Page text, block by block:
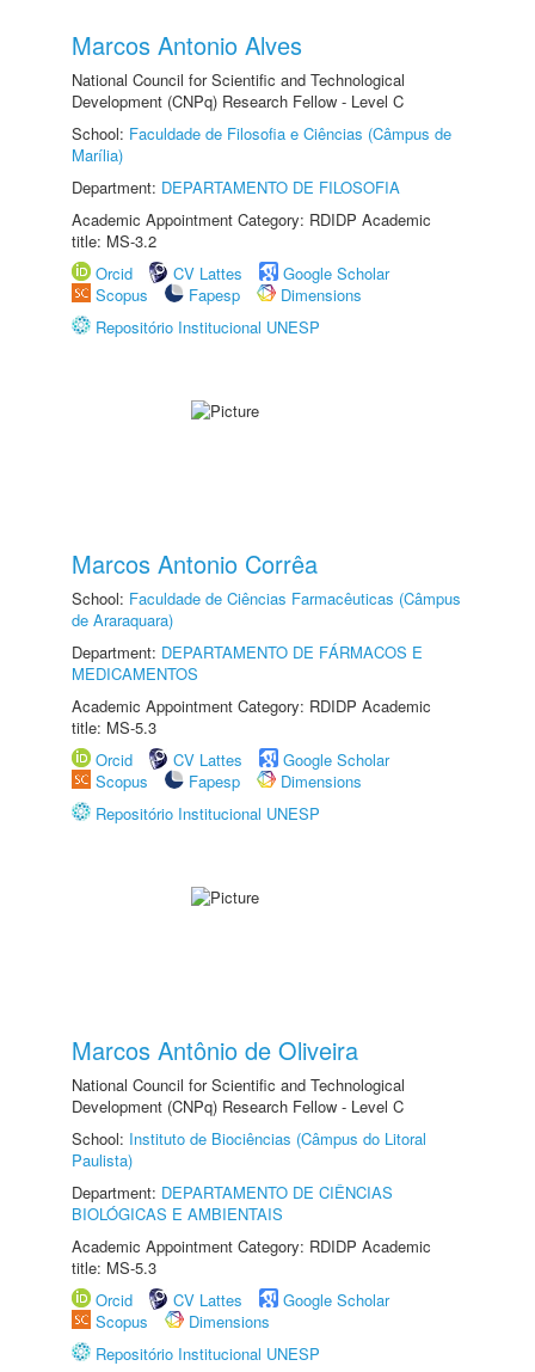
Marcos Antonio Alves
National Council for Scientific and Technological
Development (CNPq) Research Fellow - Level C
School: Faculdade de Filosofia e Ciências (Câmpus de
Marília)
Department: DEPARTAMENTO DE FILOSOFIA
Academic Appointment Category: RDIDP Academic
title: MS-3.2
Orcid
CV Lattes
Google Scholar
Scopus
Fapesp
Dimensions
Repositório Institucional UNESP
Marcos Antonio Corrêa
School: Faculdade de Ciências Farmacêuticas (Câmpus
de Araraquara)
Department: DEPARTAMENTO DE FÁRMACOS E
MEDICAMENTOS
Academic Appointment Category: RDIDP Academic
title: MS-5.3
Orcid
CV Lattes
Google Scholar
Scopus
Fapesp
Dimensions
Repositório Institucional UNESP
Marcos Antônio de Oliveira
National Council for Scientific and Technological
Development (CNPq) Research Fellow - Level C
School: Instituto de Biociências (Câmpus do Litoral
Paulista)
Department: DEPARTAMENTO DE CIÊNCIAS
BIOLÓGICAS E AMBIENTAIS
Academic Appointment Category: RDIDP Academic
title: MS-5.3
Orcid
CV Lattes
Google Scholar
Scopus
Dimensions
Repositório Institucional UNESP